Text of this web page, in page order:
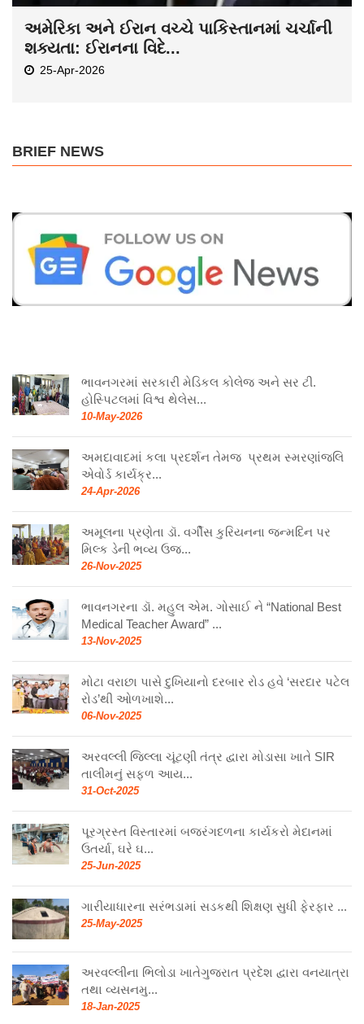
અમેરિકા અને ઈરાન વચ્ચે પાકિસ્તાનમાં ચર્ચાની
શક્યતા: ઈરાનના વિદે...
25-Apr-2026
BRIEF NEWS
ભાવનગરમાં સરકારી મેડિકલ કોલેજ અને સર ટી.
હોસ્પિટલમાં વિશ્વ થેલેસ...
10-May-2026
અમદાવાદમાં કલા પ્રદર્શન તેમજ પ્રથમ સ્મરણાંજલિ
એવોર્ડ કાર્યક્ર...
24-Apr-2026
અમૂલના પ્રણેતા ડૉ. વર્ગીસ કુરિયનના જન્મદિન પર
મિલ્ક ડેની ભવ્ય ઉજ...
26-Nov-2025
ભાવનગરના ડૉ. મહુલ એમ. ગોસાઈ ને “National Best
Medical Teacher Award” ...
13-Nov-2025
મોટા વરાછા પાસે દુખિયાનો દરબાર રોડ હવે ‘સરદાર પટેલ
રોડ’થી ઓળખાશે...
06-Nov-2025
અરવલ્લી જિલ્લા ચૂંટણી તંત્ર દ્વારા મોડાસા ખાતે SIR
તાલીમનું સફળ આય...
31-Oct-2025
પૂરગ્રસ્ત વિસ્તારમાં બજરંગદળના કાર્યકરો મેદાનમાં
ઉતર્યા, ઘરે ઘ...
25-Jun-2025
ગારીયાધારના સરંભડામાં સડકથી શિક્ષણ સુધી ફેરફાર ...
25-May-2025
અરવલ્લીના ભિલોડા ખાતેગુજરાત પ્રદેશ દ્વારા વનયાત્રા
તથા વ્યસનમુ...
18-Jan-2025